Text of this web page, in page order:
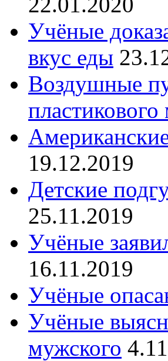
Учёные
вкус еды
Воздушные
пластикового
19.12.2019
Детские
25.11.2019
Учёные
16.11.2019
Учёные
Учёные
мужского